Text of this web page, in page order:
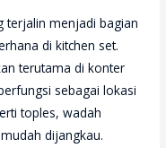
terjalin menjadi bagian
di kitchen set.
terutama di konter
sebagai lokasi
toples, wadah
dijangkau.